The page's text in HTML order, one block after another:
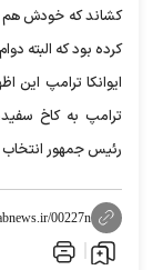
کرده بود که البته
ایوانکا ترامپ این
ترامپ به کاخ
رئیس جمهور
00227n